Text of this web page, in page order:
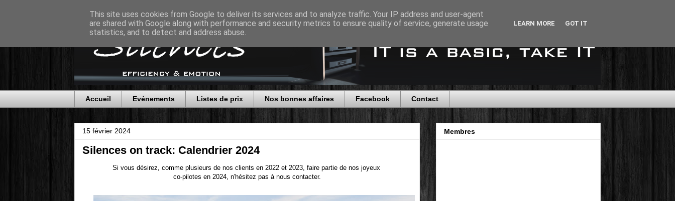
Accueil Evénements Listes de prix Nos bonnes affaires Facebook Contact
15 février 2024
Silences on track: Calendrier 2024
Si vous désirez, comme plusieurs de nos clients en 2022 et 2023, faire partie de nos joyeux
co-pilotes en 2024, n'hésitez pas à nous contacter.
Membres
This site uses cookies from Google to deliver its services and to analyze traffic. Your IP address and user-agent
are shared with Google along with performance and security metrics to ensure quality of service, generate usage
statistics, and to detect and address abuse.
LEARN MORE GOT IT